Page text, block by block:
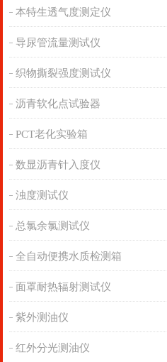
本特生透气度测定仪
导尿管流量测试仪
织物撕裂强度测试仪
沥青软化点试验器
PCT老化实验箱
数显沥青针入度仪
浊度测试仪
总氯余氯测试仪
全自动便携水质检测箱
面罩耐热辐射测试仪
紫外测油仪
红外分光测油仪